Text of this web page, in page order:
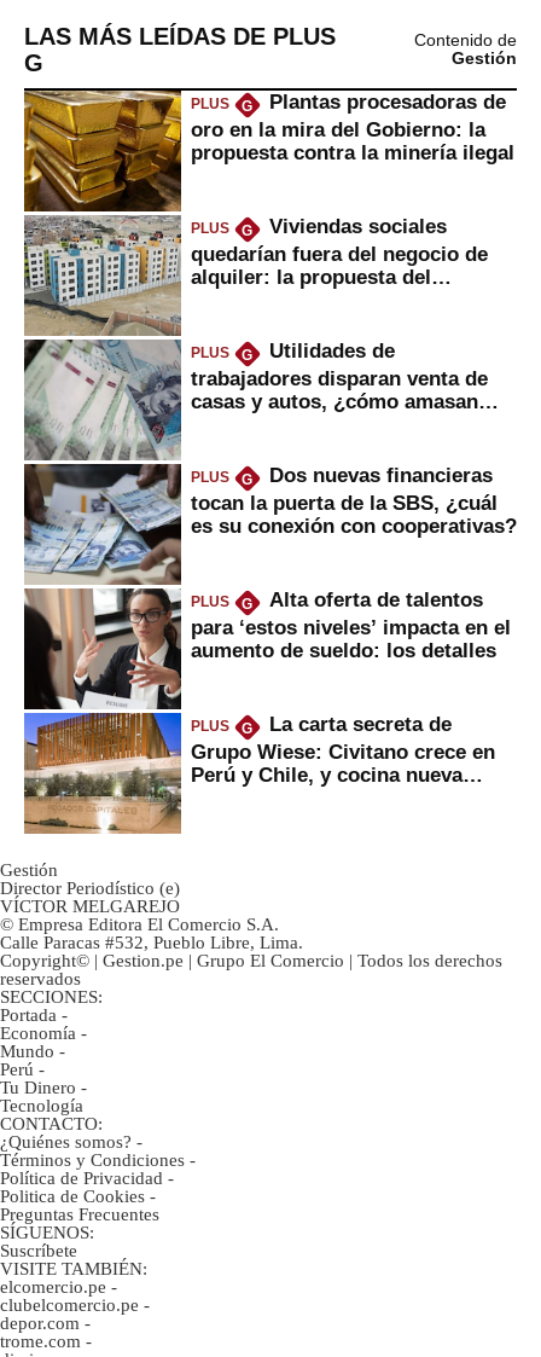
LAS MÁS LEÍDAS DE PLUS
G
Contenido de
Gestión
PLUS G
Plantas procesadoras de
oro en la mira del Gobierno: la
propuesta contra la minería ilegal
PLUS G
Viviendas sociales
quedarían fuera del negocio de
alquiler: la propuesta del
PLUS G
Utilidades de
trabajadores disparan venta de
casas y autos, ¿cómo amasan
PLUS G
Dos nuevas financieras
tocan la puerta de la SBS, ¿cuál
es su conexión con cooperativas?
PLUS G
Alta oferta de talentos
para ‘estos niveles’ impacta en el
aumento de sueldo: los detalles
PLUS G
La carta secreta de
Grupo Wiese: Civitano crece en
Perú y Chile, y cocina nueva
Gestión
Director Periodístico (e)
VÍCTOR MELGAREJO
© Empresa Editora El Comercio S.A.
Calle Paracas #532, Pueblo Libre, Lima.
Copyright© | Gestion.pe | Grupo El Comercio | Todos los derechos
reservados
SECCIONES:
Portada -
Economía -
Mundo -
Perú -
Tu Dinero -
Tecnología
CONTACTO:
¿Quiénes somos? -
Términos y Condiciones -
Política de Privacidad -
Politica de Cookies -
Preguntas Frecuentes
SÍGUENOS:
Suscríbete
VISITE TAMBIÉN:
elcomercio.pe -
clubelcomercio.pe -
depor.com -
trome.com -